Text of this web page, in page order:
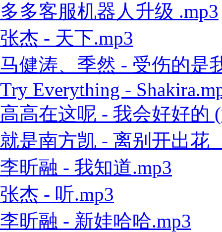
多多客服机器人升级 .mp3
张杰 - 天下.mp3
马健涛、季然 - 受伤的是
Try Everything -
高高在这呢 - 我会好好的
就是南方凯 - 离别开出花
李昕融 - 我知道.mp3
张杰 - 听.mp3
李昕融 - 新娃哈哈.mp3